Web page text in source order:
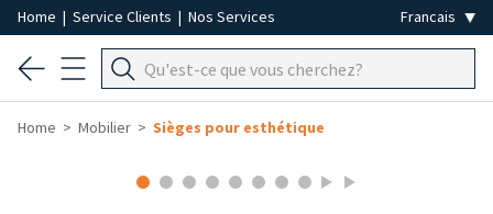
Home | Service Clients | Nos Services
Home Mobilier Sièges pour esthétique